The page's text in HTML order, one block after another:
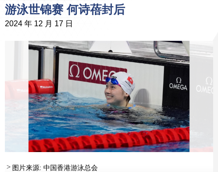
游泳世锦赛 何诗蓓封后
2024 年 12 月 17 日
图片来源: 中国香港游泳总会